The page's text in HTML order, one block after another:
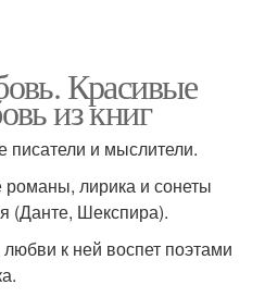
Красивые
из книг
писатели и мыслители.
лирика и сонеты
(Данте, Шекспира).
к ней воспет поэтами